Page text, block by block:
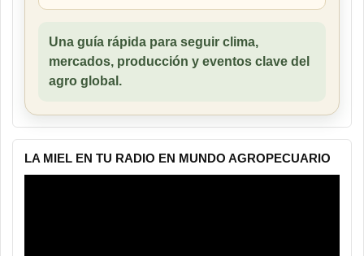
Una guía rápida para seguir clima,
mercados, producción y eventos clave del
agro global.
LA MIEL EN TU RADIO EN MUNDO AGROPECUARIO